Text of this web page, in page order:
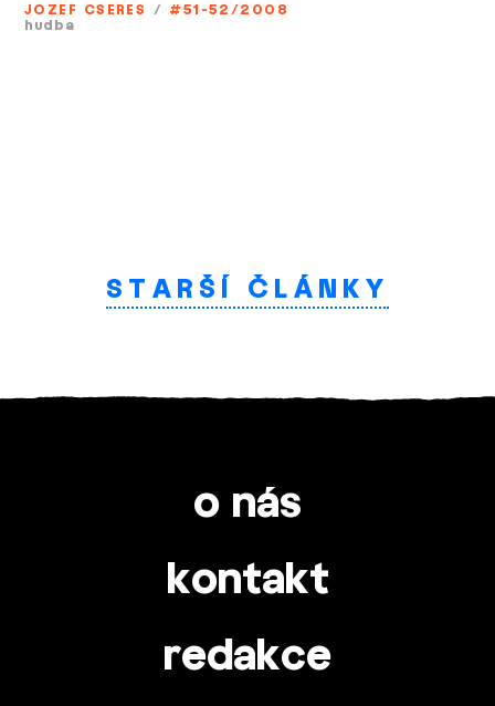
JOZEF CSERES / #51-52/2008
hudba
STARŠÍ ČLÁNKY
o nás
kontakt
redakce